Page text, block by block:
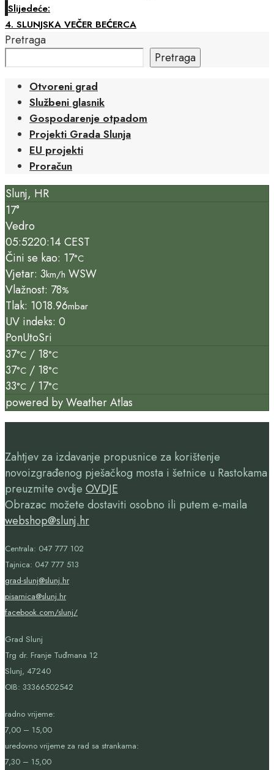
Slijedeće:
4. SLUNJSKA VEČER BEĆERCA
Pretraga
Pretraga
Otvoreni grad
Službeni glasnik
Gospodarenje otpadom
Projekti Grada Slunja
EU projekti
Proračun
Slunj, HR
17°
Vedro
05:5220:14 CEST
Čini se kao: 17°C
Vjetar: 3km/h WSW
Vlažnost: 78%
Tlak: 1018.96mbar
UV indeks: 0
PonUtoSri
37°C / 18°C
37°C / 18°C
33°C / 17°C
powered byWeather Atlas
Zahtjev za izdavanje propusnice za korištenje
novoizgrađenog pješačkog mosta i šetnice u Rastokama
preuzmite ovdje OVDJE
Obrazac možete dostaviti osobno ili putem e-maila
webshop@slunj.hr
Centrala: 047 777 102
Tajnica: 047 777 513
grad-slunj@slunj.hr
pisarnica@slunj.hr
facebook.com/slunj/
Grad Slunj
Trg dr. Franje Tuđmana 12
Slunj, 47240
OIB: 33366502542
radno vrijeme:
7,00 – 15,00
uredovno vrijeme za rad sa strankama:
7,30 – 15,00